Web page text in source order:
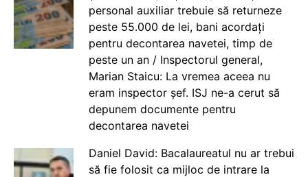
personal auxiliar trebuie să returneze
peste 55.000 de lei, bani acordați
pentru decontarea navetei, timp de
peste un an / Inspectorul general,
Marian Staicu: La vremea aceea nu
eram inspector șef. ISJ ne-a cerut să
depunem documente pentru
decontarea navetei
Daniel David: Bacalaureatul nu ar trebui
să fie folosit ca mijloc de intrare la